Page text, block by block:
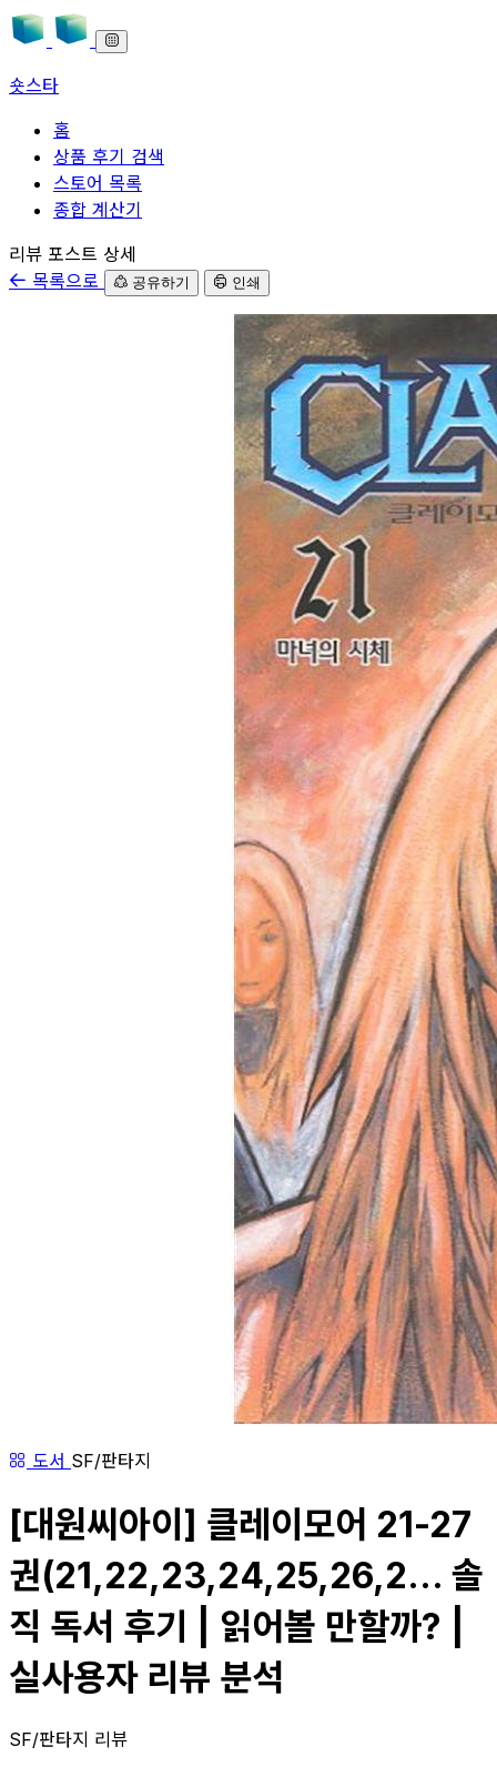
숏스타
홈
상품 후기 검색
스토어 목록
종합 계산기
본문으로 바로가기
리뷰 포스트 상세
목록으로
공유하기 인쇄
도서 SF/판타지
[대원씨아이] 클레이모어 21-27
권(21,22,23,24,25,26,2... 솔
직 독서 후기 | 읽어볼 만할까? |
실사용자 리뷰 분석
SF/판타지 리뷰